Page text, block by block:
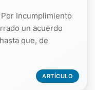
Incumplimiento
un acuerdo
que, de
ARTÍCULO